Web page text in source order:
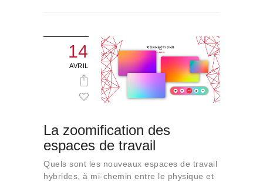
14
AVRIL
La zoomification des
espaces de travail
Quels sont les nouveaux espaces de travail
hybrides, à mi-chemin entre le physique et